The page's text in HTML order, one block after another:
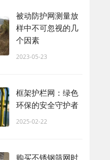
被动防护网测量放
样中不可忽视的几
个因素
2023-05-23
框架护栏网：绿色
环保的安全守护者
2025-02-22
购买不锈钢筛网时